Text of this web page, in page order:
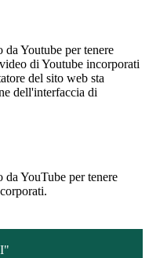
da Youtube per tenere
di Youtube incorporati
del sito web sta
dell'interfaccia di
da YouTube per tenere